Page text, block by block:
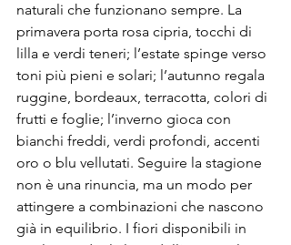
naturali che funzionano sempre. La
primavera porta rosa cipria, tocchi di
lilla e verdi teneri; l’estate spinge verso
toni più pieni e solari; l’autunno regala
ruggine, bordeaux, terracotta, colori di
frutti e foglie; l’inverno gioca con
bianchi freddi, verdi profondi, accenti
oro o blu vellutati. Seguire la stagione
non è una rinuncia, ma un modo per
attingere a combinazioni che nascono
già in equilibrio. I fiori disponibili in